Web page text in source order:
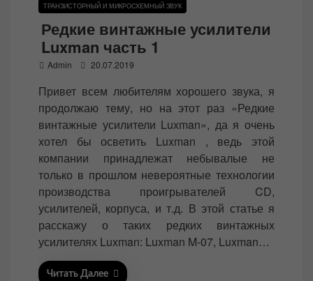
ТРАНЗИСТОРНЫЙ И МИКРОСХЕМНЫЙ ЗВУК
Редкие винтажные усилители
Luxman часть 1
Admin
s
t
e
d
o
20.07.2019
Привет всем любителям хорошего звука, я
продолжаю тему, но на этот раз «Редкие
винтажные усилители Luxman», да я очень
хотел бы осветить Luxman , ведь этой
компании принадлежат небывалые не
только в прошлом невероятные технологии
производства проигрывателей CD,
усилителей, корпуса, и т.д. В этой статье я
расскажу о таких редких винтажных
усилителях Luxman: Luxman M-07, Luxman…
Читать Далее